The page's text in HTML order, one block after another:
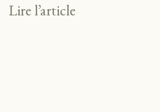
Lire l’article